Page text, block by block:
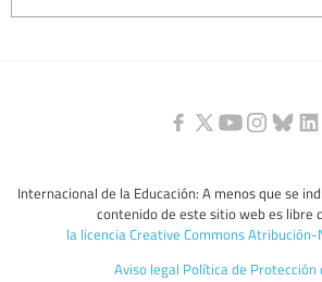
Internacional de la Educación: A menos que se
contenido de este sitio web es libre
la licencia Creative Commons Atribución-
Aviso legal Política de Protección